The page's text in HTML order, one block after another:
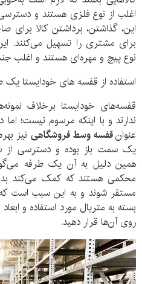
اغلب از نوع فلزی هستند و
این، گذاشتن، برداشتن کالا
برای مشتری را تسهیل می‌کنند.
نوع پیچ و مهره‌ای هستند و اغلب
استفاده از قفسه های خودایستا یک
قفسه‌های خودایستا برخلاف
ندارند و با اینکه مرسوم نیست؛
عنوانقفسهوسطفروشگاهی نیز
یک سمت باز بوده و دسترسی از
همین دلیل به آن یک طرفه
محکمی هستند که کمک می‌کند
مستقر شوند و به این سبب است که
بسته به متریال مورد استفاده و ابعاد
روی آن‌ها قرار دهید.